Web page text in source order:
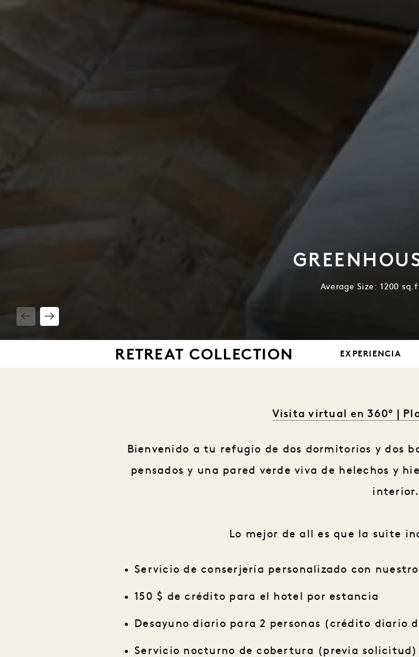
Average Size: 1200
RETREAT COLLECTION EXPERIENCIA
Visita virtual en 360º |
Bienvenido a tu refugio de dos dormitorios y dos
pensados y una pared verde viva de helechos y
interior.
Lo mejor de all es que la suite
Servicio de conserjería personalizado con
150 $ de crédito para el hotel por estancia
Desayuno diario para 2 personas (crédito diario
Servicio nocturno de cobertura (previa solicitud)